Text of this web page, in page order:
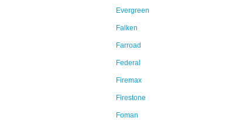
Evergreen
Falken
Farroad
Federal
Firemax
Firestone
Foman